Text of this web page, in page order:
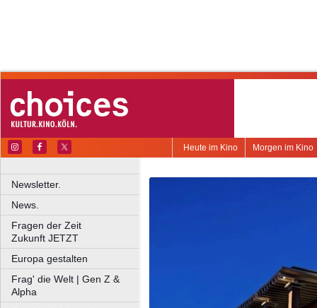
Morgen im Kino
Heute im Kino
Newsletter.
News.
Fragen der Zeit
Zukunft JETZT
Europa gestalten
Frag' die Welt | Gen Z &
Alpha